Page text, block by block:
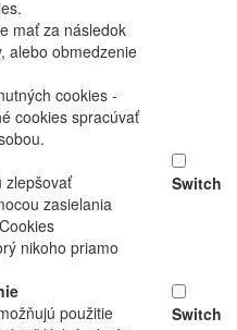
mať za následok
alebo obmedzenie
cookies -
cookies spracúvať
zlepšovať
zasielania
nikoho priamo
Switch
použitie
Switch